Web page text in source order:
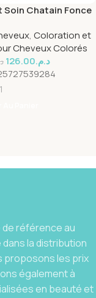
Soin Chatain Fonce
, Coloration et
Cheveux Colorés
د.م.126.00
référence au
dans la distribution
proposons les prix
également à
en beauté et